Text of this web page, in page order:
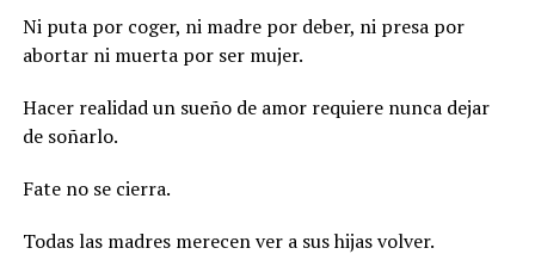
Ni puta por coger, ni madre por deber, ni presa por
abortar ni muerta por ser mujer.
Hacer realidad un sueño de amor requiere nunca dejar
de soñarlo.
Fate no se cierra.
Todas las madres merecen ver a sus hijas volver.